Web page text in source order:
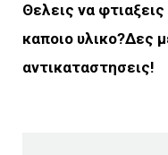
Θελεις να
καποιο υλικο?Δες
αντικαταστησεις!